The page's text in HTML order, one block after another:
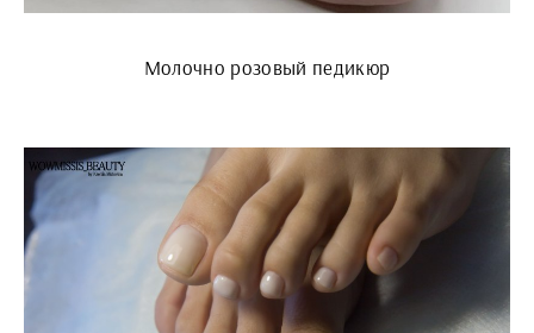
Молочно розовый педикюр